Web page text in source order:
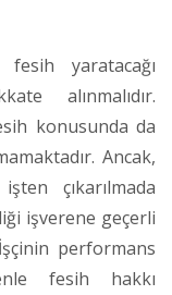
yaratacağı
alınmalıdır.
konusunda da
Ancak,
çıkarılmada
işverene geçerli
performans
fesih hakkı